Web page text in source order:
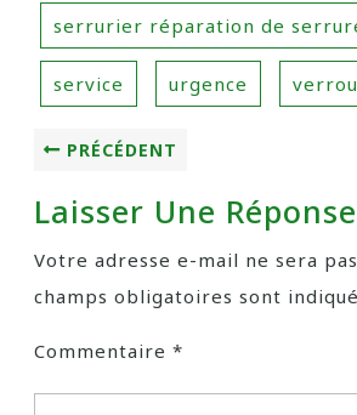
serrurier réparation de
service urgence
PRÉCÉDENT
Laisser Une Réponse
Votre adresse e-mail ne sera
champs obligatoires sont
Commentaire *